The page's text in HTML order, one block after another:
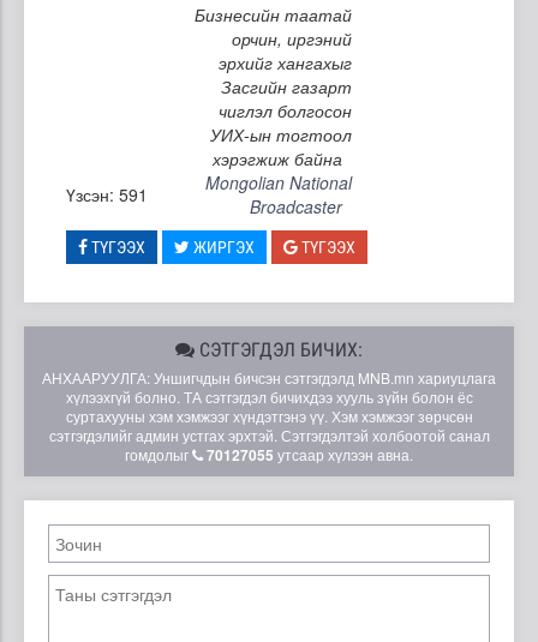
Бизнесийн таатай
орчин, иргэний
эрхийг хангахыг
Засгийн газарт
чиглэл болгосон
УИХ-ын тогтоол
хэрэгжиж байна
Үзсэн: 591
Mongolian National
Broadcaster
ТҮГЭЭХ ЖИРГЭХ ТҮГЭЭХ
СЭТГЭГДЭЛ БИЧИХ:
АНХААРУУЛГА: Уншигчдын бичсэн сэтгэгдэлд MNB.mn хариуцлага
хүлээхгүй болно. ТА сэтгэгдэл бичихдээ хууль зүйн болон ёс
суртахууны хэм хэмжээг хүндэтгэнэ үү. Хэм хэмжээг зөрчсөн
сэтгэгдэлийг админ устгах эрхтэй. Сэтгэгдэлтэй холбоотой санал
гомдолыг
70127055 утсаар хүлээн авна.